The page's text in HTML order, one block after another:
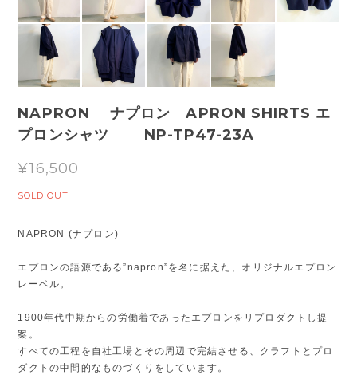
NAPRON ナプロン APRON SHIRTS エ
プロンシャツ NP-TP47-23A
¥16,500
SOLD OUT
NAPRON (ナプロン)
エプロンの語源である”napron”を名に据えた、オリジナルエプロン
レーベル。
1900年代中期からの労働着であったエプロンをリプロダクトし提
案。
すべての工程を自社工場とその周辺で完結させる、クラフトとプロ
ダクトの中間的なものづくりをしています。